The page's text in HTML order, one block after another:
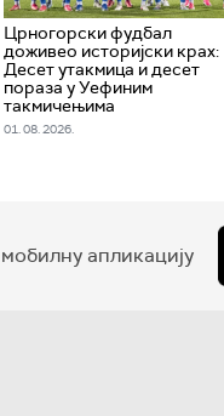
Црногорски фудбал
доживео историјски крах:
Десет утакмица и десет
пораза у Уефиним
такмичењима
01. 08. 2026.
апликацију